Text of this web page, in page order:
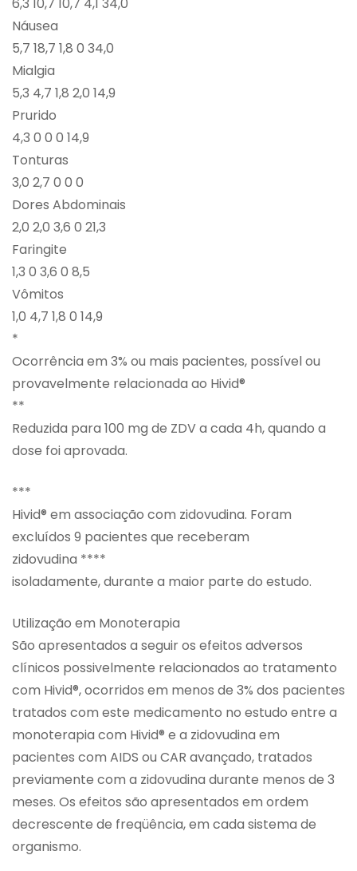
Náusea
5,7 18,7 1,8 0 34,0
Mialgia
5,3 4,7 1,8 2,0 14,9
Prurido
4,3 0 0 0 14,9
Tonturas
3,0 2,7 0 0 0
Dores Abdominais
2,0 2,0 3,6 0 21,3
Faringite
1,3 0 3,6 0 8,5
Vômitos
1,0 4,7 1,8 0 14,9
*
Ocorrência em 3% ou mais pacientes, possível ou
provavelmente relacionada ao Hivid®
**
Reduzida para 100 mg de ZDV a cada 4h, quando a
dose foi aprovada.
***
Hivid® em associação com zidovudina. Foram
excluídos 9 pacientes que receberam
zidovudina ****
isoladamente, durante a maior parte do estudo.
Utilização em Monoterapia
São apresentados a seguir os efeitos adversos
clínicos possivelmente relacionados ao tratamento
com Hivid®, ocorridos em menos de 3% dos pacientes
tratados com este medicamento no estudo entre a
monoterapia com Hivid® e a zidovudina em
pacientes com AIDS ou CAR avançado, tratados
previamente com a zidovudina durante menos de 3
meses. Os efeitos são apresentados em ordem
decrescente de freqüência, em cada sistema de
organismo.